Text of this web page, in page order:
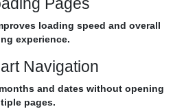
Pages
loading speed and overall
experience.
Navigation
and dates without opening
pages.